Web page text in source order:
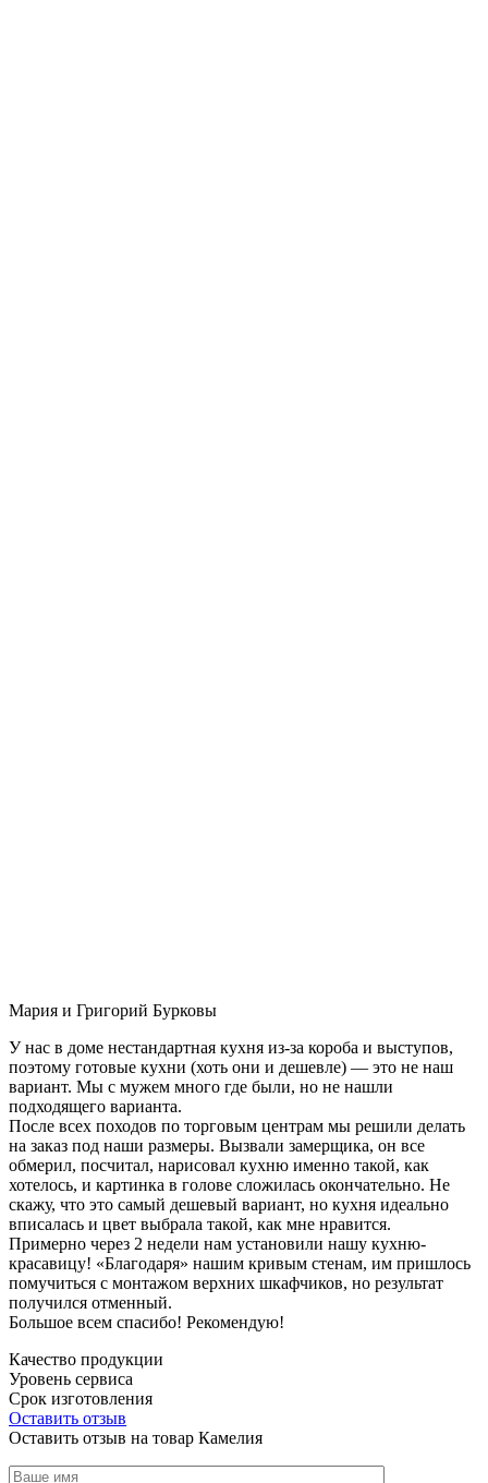
Мария и Григорий Бурковы
У нас в доме нестандартная кухня из-за короба и выступов,
поэтому готовые кухни (хоть они и дешевле) — это не наш
вариант. Мы с мужем много где были, но не нашли
подходящего варианта.
После всех походов по торговым центрам мы решили делать
на заказ под наши размеры. Вызвали замерщика, он все
обмерил, посчитал, нарисовал кухню именно такой, как
хотелось, и картинка в голове сложилась окончательно. Не
скажу, что это самый дешевый вариант, но кухня идеально
вписалась и цвет выбрала такой, как мне нравится.
Примерно через 2 недели нам установили нашу кухню-
красавицу! «Благодаря» нашим кривым стенам, им пришлось
помучиться с монтажом верхних шкафчиков, но результат
получился отменный.
Большое всем спасибо! Рекомендую!
Качество продукции
Уровень сервиса
Срок изготовления
Оставить отзыв
Оставить отзыв на товар Камелия